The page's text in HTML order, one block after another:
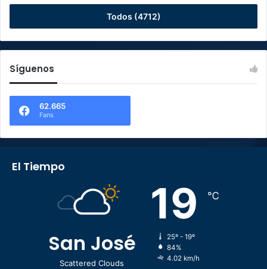
Todos (4712)
Síguenos
62.665
Fans
El Tiempo
San José
Scattered Clouds
19 ℃
25º - 19º
84%
4.02 km/h